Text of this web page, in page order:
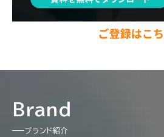
Brand
ブランド紹介